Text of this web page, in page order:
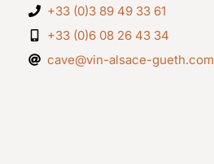
+33 (0)3 89 49 33 61
+33 (0)6 08 26 43 34
cave@vin-alsace-gueth.com